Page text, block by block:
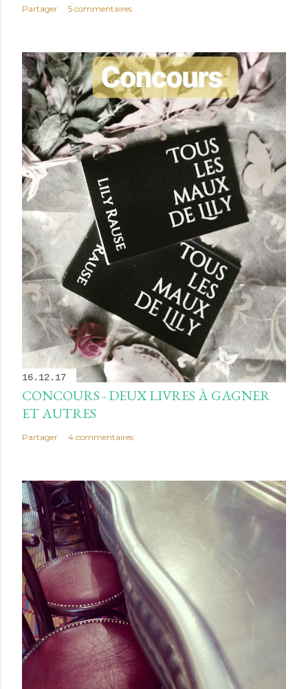
Partager 5 commentaires
16.12.17
CONCOURS - DEUX LIVRES À GAGNER
ET AUTRES
Partager 4 commentaires